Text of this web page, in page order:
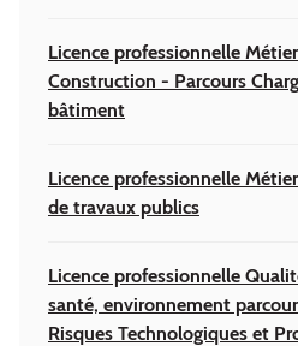
Licence professionnelle
Construction - Parcours
bâtiment
Licence professionnelle
de travaux publics
Licence professionnelle
santé, environnement
Risques Technologiques et